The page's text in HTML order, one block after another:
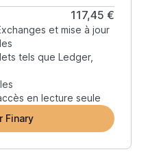
117,45 €
et mise à jour
tels que Ledger,
en lecture seule
Finary